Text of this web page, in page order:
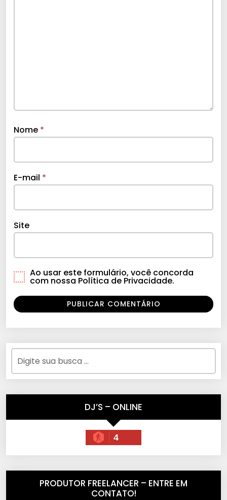
Nome *
E-mail *
Site
Ao usar este formulário, você concorda
com nossa Política de Privacidade.
DJ’S – ONLINE
4
PRODUTOR FREELANCER – ENTRE EM
CONTATO!